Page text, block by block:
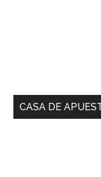
CASA DE